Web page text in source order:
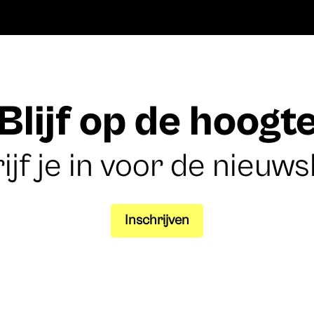
op de
je in voor de
Inschrijven